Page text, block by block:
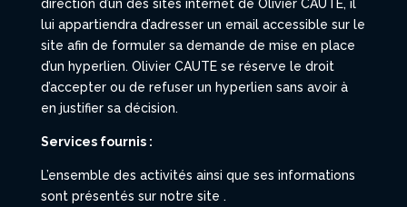
direction d’un des sites internet de Olivier CAUTE, il
lui appartiendra d’adresser un email accessible sur le
site afin de formuler sa demande de mise en place
d’un hyperlien. Olivier CAUTE se réserve le droit
d’accepter ou de refuser un hyperlien sans avoir à
en justifier sa décision.
Services fournis :
L’ensemble des activités ainsi que ses informations
sont présentés sur notre site .